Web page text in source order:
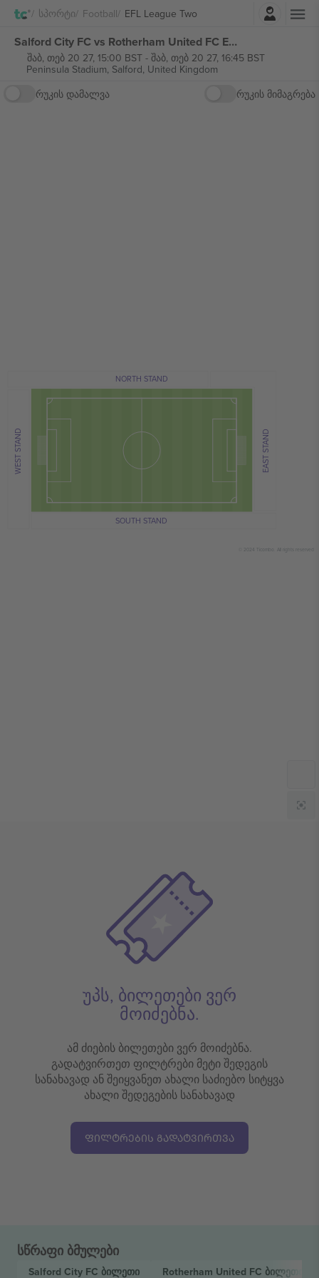
Სპორტი Football EFL League Twoშესვლა
Salford City FC vs Rotherham United FC EFL League Two ბილეთი
შაბ, თებ 20 27, 15:00 BST- შაბ, თებ 20 27, 16:45 BST
Peninsula Stadium, Salford, United Kingdom
რუკის დამალვა
რუკის მიმაგრება
NORTH STAND
EAST STAND
SOUTH STAND
WEST STAND
© 2024 Ticombo. All rights reserved
უპს, ბილეთები ვერ
მოიძებნა.
ამ ძიების ბილეთები ვერ მოიძებნა.
გადატვირთეთ ფილტრები მეტი შედეგის
სანახავად ან შეიყვანეთ ახალი საძიებო სიტყვა
ახალი შედეგების სანახავად
ᲤᲘᲚᲢᲠᲔᲑᲘᲡ ᲒᲐᲓᲐᲢᲕᲘᲠᲗᲕᲐ
სწრაფი ბმულები
Salford City FC ბილეთი Rotherham United FC ბილეთი